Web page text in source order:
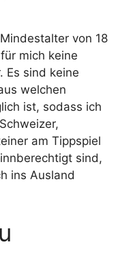
von 18
mich keine
Es sind keine
welchen
ist, sodass ich
am Tippspiel
sind,
ins Ausland